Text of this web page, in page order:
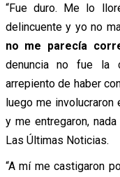
“Fue duro. Me lo
delincuente y yo no
no me parecía
denuncia no fue la
arrepiento de haber
luego me involucraron
y me entregaron,
Las Últimas Noticias.
“A mí me castigaron